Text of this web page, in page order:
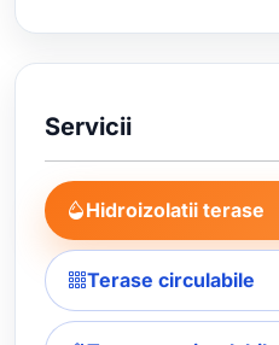
Servicii
Hidroizolatii terase
Terase circulabile